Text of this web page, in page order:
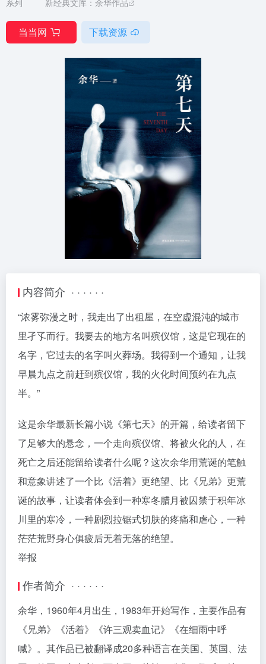
系列
新经典文库：余华作品
当当网 下载资源
内容简介 · · · · · ·
“浓雾弥漫之时，我走出了出租屋，在空虚混沌的城市
里孑孓而行。我要去的地方名叫殡仪馆，这是它现在的
名字，它过去的名字叫火葬场。我得到一个通知，让我
早晨九点之前赶到殡仪馆，我的火化时间预约在九点
半。”
这是余华最新长篇小说《第七天》的开篇，给读者留下
了足够大的悬念，一个走向殡仪馆、将被火化的人，在
死亡之后还能留给读者什么呢？这次余华用荒诞的笔触
和意象讲述了一个比《活着》更绝望、比《兄弟》更荒
诞的故事，让读者体会到一种寒冬腊月被囚禁于积年冰
川里的寒冷，一种剧烈拉锯式切肤的疼痛和虐心，一种
茫茫荒野身心俱疲后无着无落的绝望。
举报
作者简介 · · · · · ·
余华，1960年4月出生，1983年开始写作，主要作品有
《兄弟》《活着》《许三观卖血记》《在细雨中呼
喊》。其作品已被翻译成20多种语言在美国、英国、法